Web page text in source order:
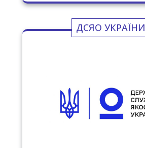
ДСЯО УКРАЇНИ